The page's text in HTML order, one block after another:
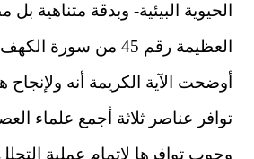
الحيوية البيئية- وبدقة متناهية
العظيمة رقم 45 من
أوضحت الآية الكريمة أنه ولإنجاح
توافر عناصر ثلاثة أجمع علماء
وجوب توافرها لاتمام عملية